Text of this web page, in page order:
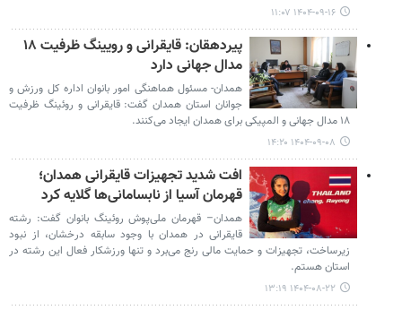
۱۴۰۴-۰۹-۱۶ ۱۱:۰۷
پیردهقان: قایقرانی و رویینگ ظرفیت ۱۸
مدال جهانی دارد
همدان- مسئول هماهنگی امور بانوان اداره کل ورزش و
جوانان استان همدان گفت: قایقرانی و روئینگ ظرفیت
۱۸ مدال جهانی و المپیکی برای همدان ایجاد می‌کنند.
۱۴۰۴-۰۹-۰۸ ۱۴:۲۰
افت شدید تجهیزات قایقرانی همدان؛
قهرمان آسیا از نابسامانی‌ها گلایه کرد
همدان– قهرمان ملی‌پوش روئینگ بانوان گفت: رشته
قایقرانی در همدان با وجود سابقه درخشان، از نبود
زیرساخت، تجهیزات و حمایت مالی رنج می‌برد و تنها ورزشکار فعال این رشته در
استان هستم.
۱۴۰۴-۰۸-۲۲ ۱۳:۱۹